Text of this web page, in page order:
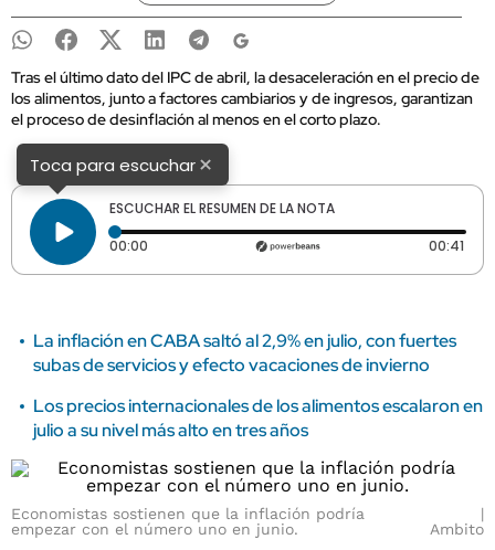
Tras el último dato del IPC de abril, la desaceleración en el precio de
los alimentos, junto a factores cambiarios y de ingresos, garantizan
el proceso de desinflación al menos en el corto plazo.
Toca para escuchar×
ESCUCHAR EL RESUMEN DE LA NOTA
00:00 Tiempo transcurrido: 0 segundos 00:41
La inflación en CABA saltó al 2,9% en julio, con fuertes
subas de servicios y efecto vacaciones de invierno
Los precios internacionales de los alimentos escalaron en
julio a su nivel más alto en tres años
Economistas sostienen que la inflación podría
empezar con el número uno en junio.
Ambito